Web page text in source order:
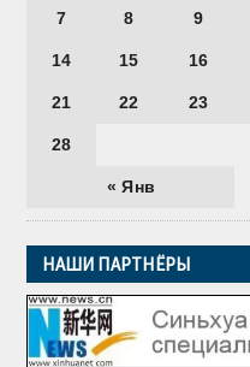
« Янв
7 8 9
14 15 16
21 22 23
28
НАШИ ПАРТНЁРЫ